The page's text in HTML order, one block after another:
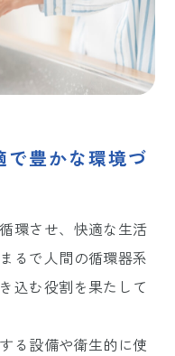
で豊かな環境づ
環させ、快適な生活
るで人間の循環器系
込む役割を果たして
る設備や衛生的に使